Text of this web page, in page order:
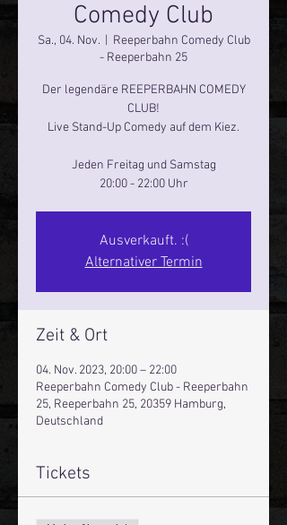
Comedy Club
Sa., 04. Nov.
  |
Reeperbahn Comedy Club
- Reeperbahn 25
Der legendäre REEPERBAHN COMEDY
CLUB!
Live Stand-Up Comedy auf dem Kiez.
Jeden Freitag und Samstag
20:00 - 22:00 Uhr
Ausverkauft. :(
Alternativer Termin
Zeit & Ort
04. Nov. 2023, 20:00 – 22:00
Reeperbahn Comedy Club - Reeperbahn
25, Reeperbahn 25, 20359 Hamburg,
Deutschland
Tickets